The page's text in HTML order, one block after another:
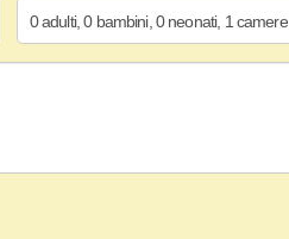
0adulti, 0 bambini, 0 neonati, 1 camere